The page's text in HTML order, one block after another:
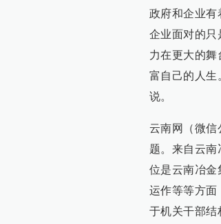
政府和企业有
企业面对的只
力在更大的
富自己的人生
说。
云南网（微信
题。来自云南
位是云南冶金
运作等等方面
于机关干部结